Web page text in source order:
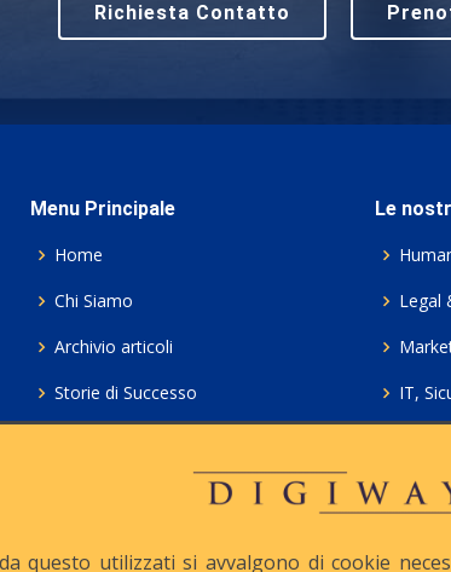
Richiesta Contatto
Menu Principale
Home
Chi Siamo
Archivio articoli
Storie di Successo
Le
Legal
IT,
questo utilizzati si avvalgono di cookie